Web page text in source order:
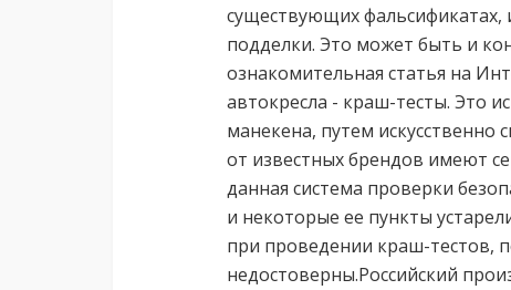
существующих фальсификатах,
подделки. Это может быть и
ознакомительная статья на
автокресла - краш-тесты. Это
манекена, путем
от известных брендов имеют
данная система проверки
и некоторые ее пункты
при проведении краш-тестов,
недостоверны.Российский